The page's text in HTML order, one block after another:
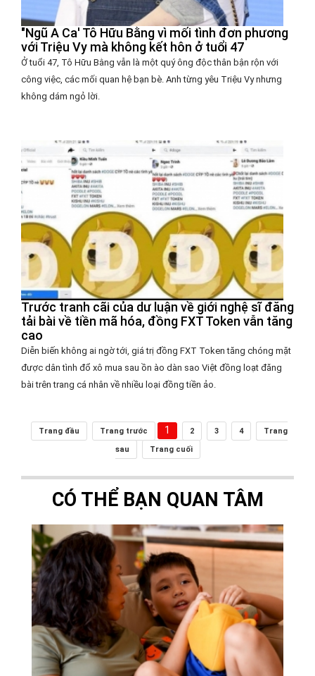
"Ngũ A Ca' Tô Hữu Bằng vì mối tình đơn phương
với Triệu Vy mà không kết hôn ở tuổi 47
Ở tuổi 47, Tô Hữu Bằng vẫn là một quý ông độc thân bận rộn với
công việc, các mối quan hệ bạn bè. Anh từng yêu Triệu Vy nhưng
không dám ngỏ lời.
Trước tranh cãi của dư luận về giới nghệ sĩ đăng
tải bài về tiền mã hóa, đồng FXT Token vẫn tăng
cao
Diễn biến không ai ngờ tới, giá trị đồng FXT Token tăng chóng mặt
được dân tình đổ xô mua sau ồn ào dàn sao Việt đồng loạt đăng
bài trên trang cá nhân về nhiều loại đồng tiền ảo.
Trang đầu Trang trước 1 2 3 4
Trang
sau
Trang cuối
CÓ THỂ BẠN QUAN TÂM